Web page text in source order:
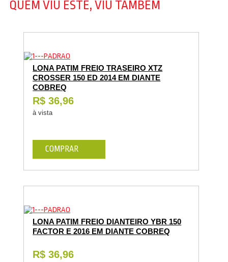
QUEM VIU ESTE, VIU TAMBÉM
LONA PATIM FREIO TRASEIRO XTZ
CROSSER 150 ED 2014 EM DIANTE
COBREQ
R$ 36,96
à vista
COMPRAR
LONA PATIM FREIO DIANTEIRO YBR 150
FACTOR E 2016 EM DIANTE COBREQ
R$ 36,96